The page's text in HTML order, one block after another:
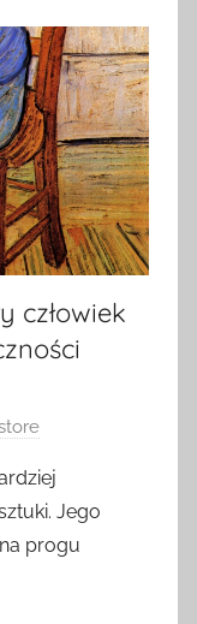
człowiek
Jego
progu